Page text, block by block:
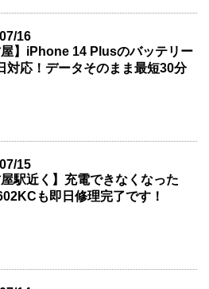
16
屋】iPhone 14 Plusのバッテリー
対応！データそのまま最短30分
15
屋駅近く】充電できなくなった
も即日修理完了です！